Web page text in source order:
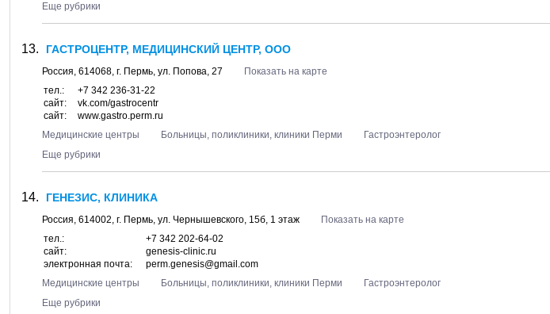
Еще рубрики
ГАСТРОЦЕНТР, МЕДИЦИНСКИЙ ЦЕНТР, ООО
Россия, 614068, г. Пермь, ул. Попова, 27
Показать на карте
тел.:
+7 342 236-31-22
сайт:
vk.com/gastrocentr
сайт:
www.gastro.perm.ru
Медицинские центры
Больницы, поликлиники, клиники Перми
Гастроэнтеролог
Еще рубрики
ГЕНЕЗИС, КЛИНИКА
Россия, 614002, г. Пермь, ул. Чернышевского, 15б, 1 этаж
Показать на карте
тел.:
+7 342 202-64-02
сайт:
genesis-clinic.ru
электронная почта:
perm.genesis@gmail.com
Медицинские центры
Больницы, поликлиники, клиники Перми
Гастроэнтеролог
Еще рубрики